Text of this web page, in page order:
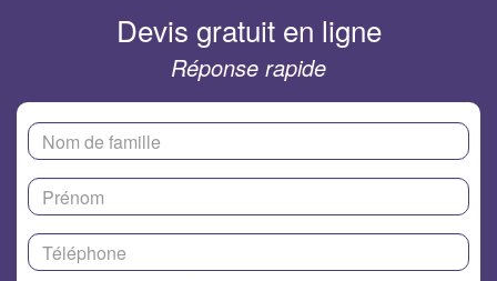
Devis gratuit en ligne
Réponse rapide